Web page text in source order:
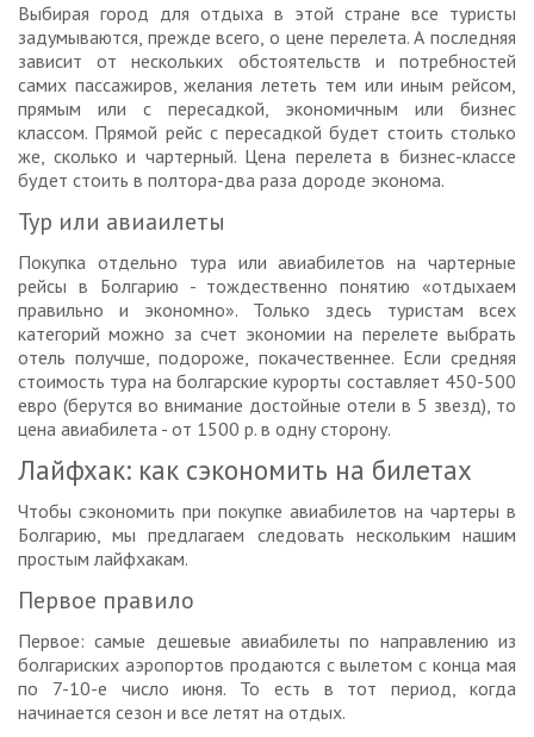
Выбирая город для отдыха в этой стране все туристы
задумываются, прежде всего, о цене перелета. А последняя
зависит от нескольких обстоятельств и потребностей
самих пассажиров, желания лететь тем или иным рейсом,
прямым или с пересадкой, экономичным или бизнес
классом. Прямой рейс с пересадкой будет стоить столько
же, сколько и чартерный. Цена перелета в бизнес-классе
будет стоить в полтора-два раза дороде эконома.
Тур или авиаилеты
Покупка отдельно тура или авиабилетов на чартерные
рейсы в Болгарию - тождественно понятию «отдыхаем
правильно и экономно». Только здесь туристам всех
категорий можно за счет экономии на перелете выбрать
отель получше, подороже, покачественнее. Если средняя
стоимость тура на болгарские курорты составляет 450-500
евро (берутся во внимание достойные отели в 5 звезд), то
цена авиабилета - от 1500 р. в одну сторону.
Лайфхак: как сэкономить на билетах
Чтобы сэкономить при покупке авиабилетов на чартеры в
Болгарию, мы предлагаем следовать нескольким нашим
простым лайфхакам.
Первое правило
Первое: самые дешевые авиабилеты по направлению из
болгариских аэропортов продаются с вылетом с конца мая
по 7-10-е число июня. То есть в тот период, когда
начинается сезон и все летят на отдых.